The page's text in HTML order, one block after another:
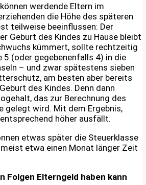
werdende Eltern im
die Höhe des späteren
teilweise beeinflussen: Der
Geburt des Kindes zu Hause bleibt
kümmert, sollte rechtzeitig
5 (oder gegebenenfalls 4) in die
– und zwar spätestens sieben
am besten aber bereits
des Kindes. Denn dann
das zur Berechnung des
gelegt wird. Mit dem Ergebnis,
höher ausfällt.
etwas später die Steuerklasse
etwa einen Monat länger Zeit
Folgen Elterngeld haben kann